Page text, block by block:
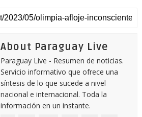
About Paraguay Live
Paraguay Live - Resumen de noticias.
Servicio informativo que ofrece una
síntesis de lo que sucede a nivel
nacional e internacional. Toda la
información en un instante.